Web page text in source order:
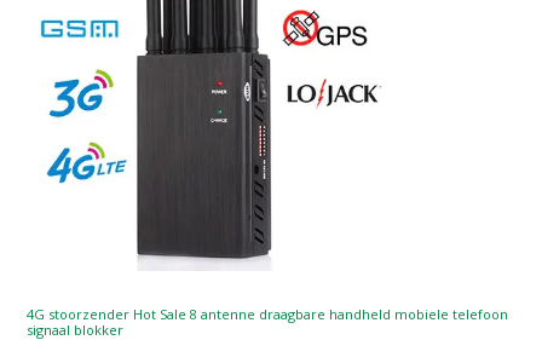
4G stoorzender Hot Sale 8 antenne draagbare handheld mobiele telefoon
signaal blokker